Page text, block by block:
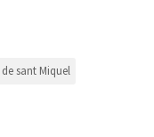
sant Miquel